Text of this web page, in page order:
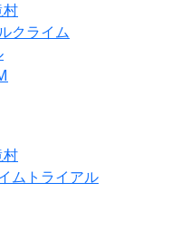
村
クライム
村
ムトライアル